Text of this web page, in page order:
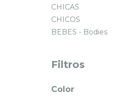
CHICAS
CHICOS
BEBES - Bodies
Filtros
Color